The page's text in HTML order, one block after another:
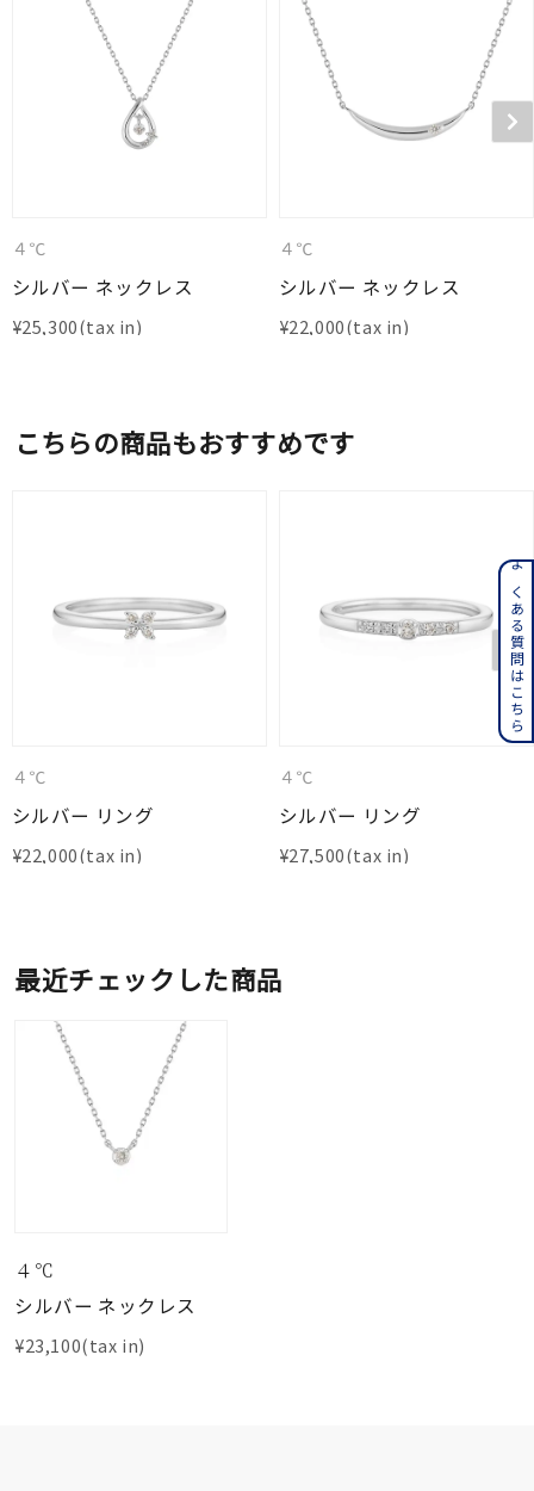
４℃
シルバー ネックレス
¥25,300
４℃
シルバー ネックレス
¥22,000
こちらの商品もおすすめです
４℃
シルバー リング
¥22,000
４℃
シルバー リング
¥27,500
最近チェックした商品
４℃
シルバー ネックレス
¥23,100(tax in)
よくある質問はこちら